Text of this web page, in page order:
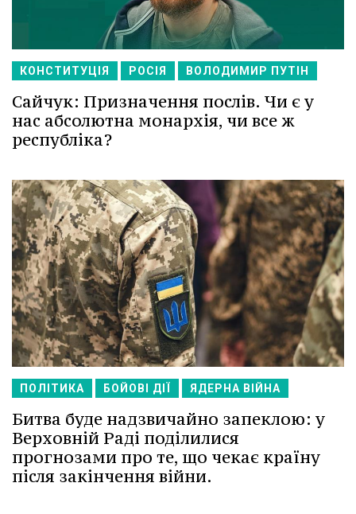
КОНСТИТУЦІЯ РОСІЯ ВОЛОДИМИР ПУТІН
Сайчук: Призначення послів. Чи є у
нас абсолютна монархія, чи все ж
республіка?
ПОЛІТИКА БОЙОВІ ДІЇ ЯДЕРНА ВІЙНА
Битва буде надзвичайно запеклою: у
Верховній Раді поділилися
прогнозами про те, що чекає країну
після закінчення війни.